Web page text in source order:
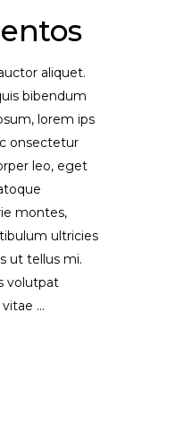
aliquet.
bibendum
lorem ips
onsectetur
leo, eget
montes,
ultricies
ut tellus mi.
volutpat